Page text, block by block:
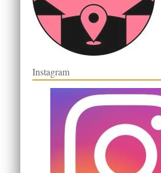
Instagram